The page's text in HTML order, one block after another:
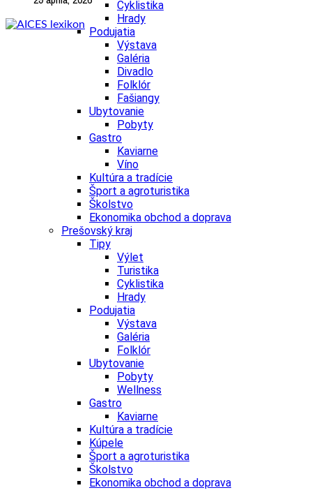
Cyklistika
Hrady
Podujatia
Výstava
Galéria
Divadlo
Folklór
Fašiangy
Ubytovanie
Pobyty
Gastro
Kaviarne
Víno
Kultúra a tradície
Šport a agroturistika
Školstvo
Ekonomika obchod a doprava
Prešovský kraj
Tipy
Výlet
Turistika
Cyklistika
Hrady
Podujatia
Výstava
Galéria
Folklór
Ubytovanie
Pobyty
Wellness
Gastro
Kaviarne
Kultúra a tradície
Kúpele
Šport a agroturistika
Školstvo
Ekonomika obchod a doprava